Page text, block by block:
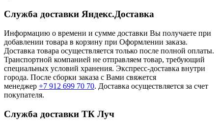
Служба доставки Яндекс.Доставка
Информацию о времени и сумме доставки Вы получаете при
добавлении товара в корзину при Оформлении заказа.
Доставка товара осуществляется только после полной оплаты.
Транспортной компанией не отправляем товар, требующий
специальных условий хранения. Экспресс-доставка внутри
города. После сборки заказа с Вами свяжется
менеджер +7 912 699 70 70. Доставка осуществляется за счет
покупателя.
Служба доставки ТК Луч